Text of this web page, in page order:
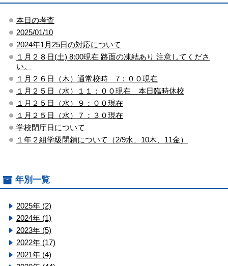
本日の考査
2025/01/10
2024年1月25日の対応について
１月２８日(土) 8:00現在 路面の凍結あり 注意してくださ
い。
１月２６日（木）通常校時 7：００現在
１月２５日（水）１１：００現在 本日臨時休校
１月２５日（水）９：００現在
１月２５日（水）７：３０現在
学校閉庁日について
１年２組学級閉鎖について（2/9水、10木、11金）
年別一覧
2025年 (2)
2024年 (1)
2023年 (5)
2022年 (17)
2021年 (4)